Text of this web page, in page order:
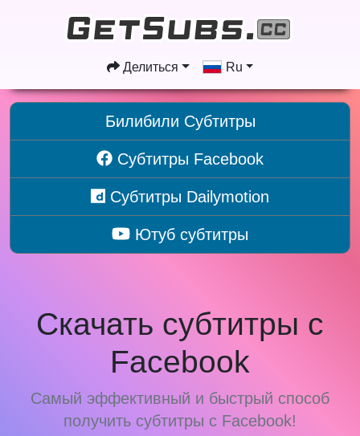
Делиться Ru
Билибили Субтитры
Субтитры Facebook
Субтитры Dailymotion
Ютуб субтитры
Скачать субтитры с
Facebook
Самый эффективный и быстрый способ
получить субтитры с Facebook!